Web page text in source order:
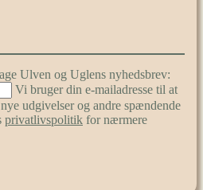
Ulven og Uglens nyhedsbrev:
Vi bruger din e-mailadresse til at
udgivelser og andre spændende
privatlivspolitik for nærmere